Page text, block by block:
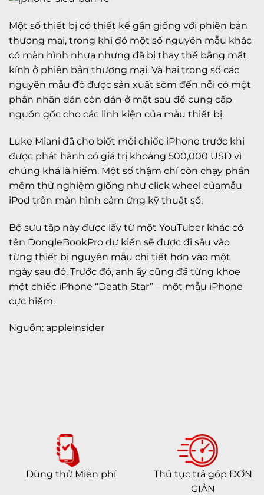
Một số thiết bị có thiết kế gần giống với phiên bản
thương mại, trong khi đó một số nguyên mẫu khác
có màn hình nhựa nhưng đã bị thay thế bằng mặt
kính ở phiên bản thương mại. Và hai trong số các
nguyên mẫu đó được sản xuất sớm đến nỗi có một
phần nhãn dán còn dán ở mặt sau để cung cấp
nguồn gốc cho các linh kiện của mẫu thiết bị.
Luke Miani đã cho biết mỗi chiếc iPhone trước khi
được phát hành có giá trị khoảng 500,000 USD vì
chúng khá là hiếm. Một số thậm chí còn chạy phần
mềm thử nghiệm giống như click wheel củamẫu
iPod trên màn hình cảm ứng kỹ thuật số.
Bộ sưu tập này được lấy từ một YouTuber khác có
tên DongleBookPro dự kiến sẽ được đi sâu vào
từng thiết bị nguyên mẫu chi tiết hơn vào một
ngày sau đó. Trước đó, anh ấy cũng đã từng khoe
một chiếc iPhone “Death Star” – một mẫu iPhone
cực hiếm.
Nguồn: appleinsider
Dùng thử Miễn phí
Thủ tục trả góp ĐƠN
GIẢN